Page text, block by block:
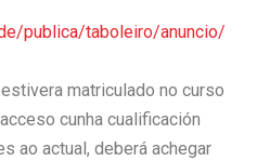
publica/taboleiro/anuncio/
matriculado no curso
cunha cualificación
ao actual, deberá achegar